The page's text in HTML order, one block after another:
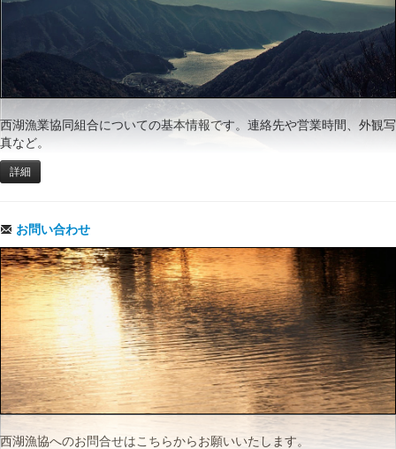
西湖漁業協同組合についての基本情報です。連絡先や営業時間、外観写
真など。
詳細
お問い合わせ
西湖漁協へのお問合せはこちらからお願いいたします。